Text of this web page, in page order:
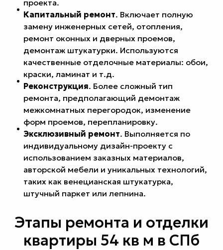
проекта.
Капитальный ремонт. Включает полную
замену инженерных сетей, отопления,
ремонт оконных и дверных проемов,
демонтаж штукатурки. Используются
качественные отделочные материалы: обои,
краски, ламинат и т.д.
Реконструкция. Более сложный тип
ремонта, предполагающий демонтаж
межкомнатных перегородок, изменение
форм проемов, перепланировку.
Эксклюзивный ремонт. Выполняется по
индивидуальному дизайн-проекту с
использованием заказных материалов,
авторской мебели и уникальных технологий,
таких как венецианская штукатурка,
штучный паркет или лепнина.
Этапы ремонта и отделки
квартиры 54 кв м в СПб